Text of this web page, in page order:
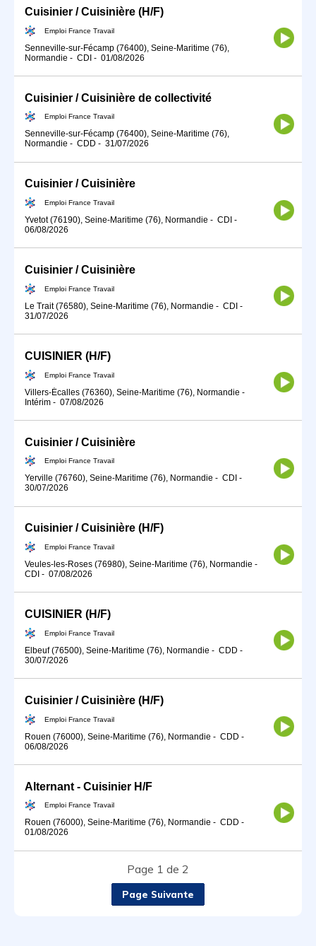
Cuisinier / Cuisinière (H/F)
Emploi France Travail
Senneville-sur-Fécamp (76400), Seine-Maritime (76),
Normandie - CDI - 01/08/2026
Cuisinier / Cuisinière de collectivité
Emploi France Travail
Senneville-sur-Fécamp (76400), Seine-Maritime (76),
Normandie - CDD - 31/07/2026
Cuisinier / Cuisinière
Emploi France Travail
Yvetot (76190), Seine-Maritime (76), Normandie - CDI -
06/08/2026
Cuisinier / Cuisinière
Emploi France Travail
Le Trait (76580), Seine-Maritime (76), Normandie - CDI -
31/07/2026
CUISINIER (H/F)
Emploi France Travail
Villers-Écalles (76360), Seine-Maritime (76), Normandie -
Intérim - 07/08/2026
Cuisinier / Cuisinière
Emploi France Travail
Yerville (76760), Seine-Maritime (76), Normandie - CDI -
30/07/2026
Cuisinier / Cuisinière (H/F)
Emploi France Travail
Veules-les-Roses (76980), Seine-Maritime (76), Normandie -
CDI - 07/08/2026
CUISINIER (H/F)
Emploi France Travail
Elbeuf (76500), Seine-Maritime (76), Normandie - CDD -
30/07/2026
Cuisinier / Cuisinière (H/F)
Emploi France Travail
Rouen (76000), Seine-Maritime (76), Normandie - CDD -
06/08/2026
Alternant - Cuisinier H/F
Emploi France Travail
Rouen (76000), Seine-Maritime (76), Normandie - CDD -
01/08/2026
Page 1 de 2
Page Suivante